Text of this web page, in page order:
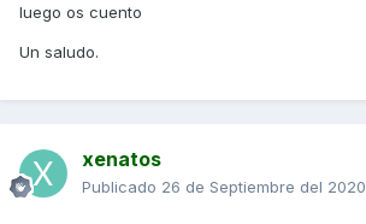
luego os cuento
Un saludo.
xenatos
Publicado 26 de Septiembre del 2020